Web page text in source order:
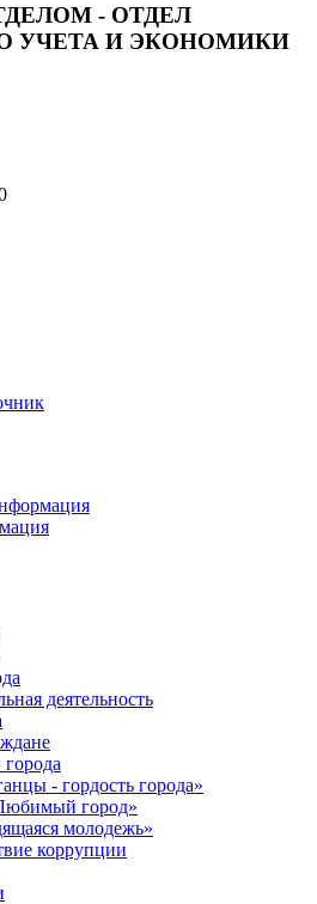
- ОТДЕЛ
УЧЕТА И ЭКОНОМИКИ
деятельность
- гордость города»
город»
молодежь»
коррупции